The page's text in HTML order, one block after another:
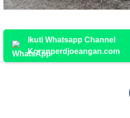
Ikuti Whatsapp Channel
Koranperdjoeangan.com